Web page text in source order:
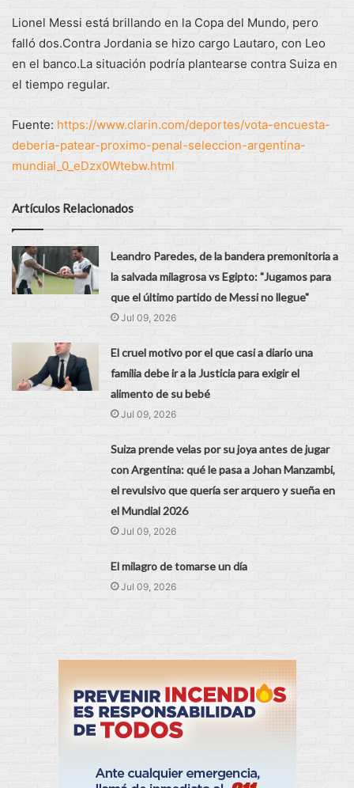
Lionel Messi está brillando en la Copa del Mundo, pero
falló dos.Contra Jordania se hizo cargo Lautaro, con Leo
en el banco.La situación podría plantearse contra Suiza en
el tiempo regular.
Fuente: https://www.clarin.com/deportes/vota-encuesta-
deberia-patear-proximo-penal-seleccion-argentina-
mundial_0_eDzx0Wtebw.html
Artículos Relacionados
Leandro Paredes, de la bandera premonitoria a
la salvada milagrosa vs Egipto: "Jugamos para
que el último partido de Messi no llegue"
Jul 09, 2026
El cruel motivo por el que casi a diario una
familia debe ir a la Justicia para exigir el
alimento de su bebé
Jul 09, 2026
Suiza prende velas por su joya antes de jugar
con Argentina: qué le pasa a Johan Manzambi,
el revulsivo que quería ser arquero y sueña en
el Mundial 2026
Jul 09, 2026
El milagro de tomarse un día
Jul 09, 2026